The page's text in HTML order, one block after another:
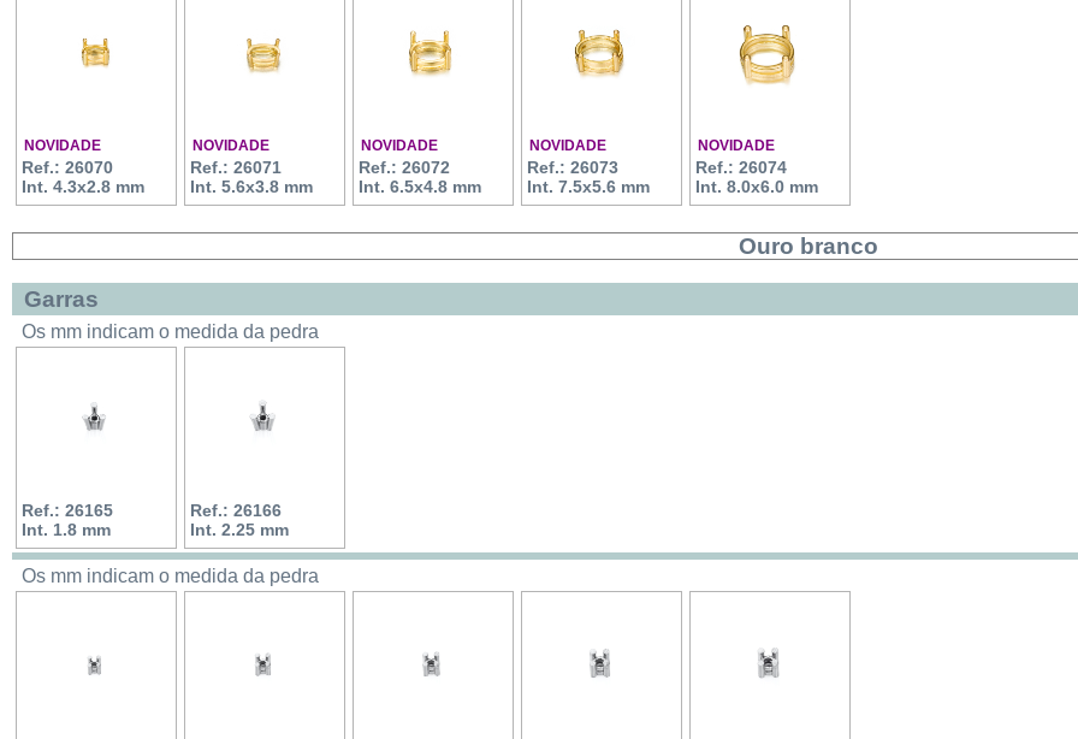
NOVIDADE
Ref.: 26070
Int. 4.3x2.8 mm
NOVIDADE
Ref.: 26071
Int. 5.6x3.8 mm
NOVIDADE
Ref.: 26072
Int. 6.5x4.8 mm
NOVIDADE
Ref.: 26073
Int. 7.5x5.6 mm
NOVIDADE
Ref.: 26074
Int. 8.0x6.0 mm
Ouro branco
Garras
Os mm indicam o medida da pedra
Ref.: 26165
Int. 1.8 mm
Ref.: 26166
Int. 2.25 mm
Os mm indicam o medida da pedra